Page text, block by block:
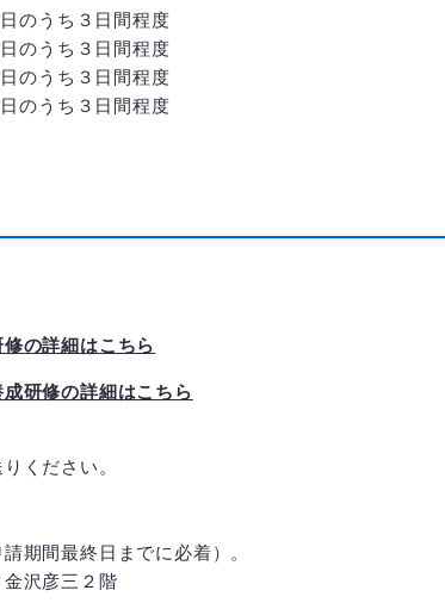
ち３日間程度
ち３日間程度
のうち３日間程度
のうち３日間程度
の詳細はこちら
研修の詳細はこちら
ください。
期間最終日までに必着）。
沢彦三２階